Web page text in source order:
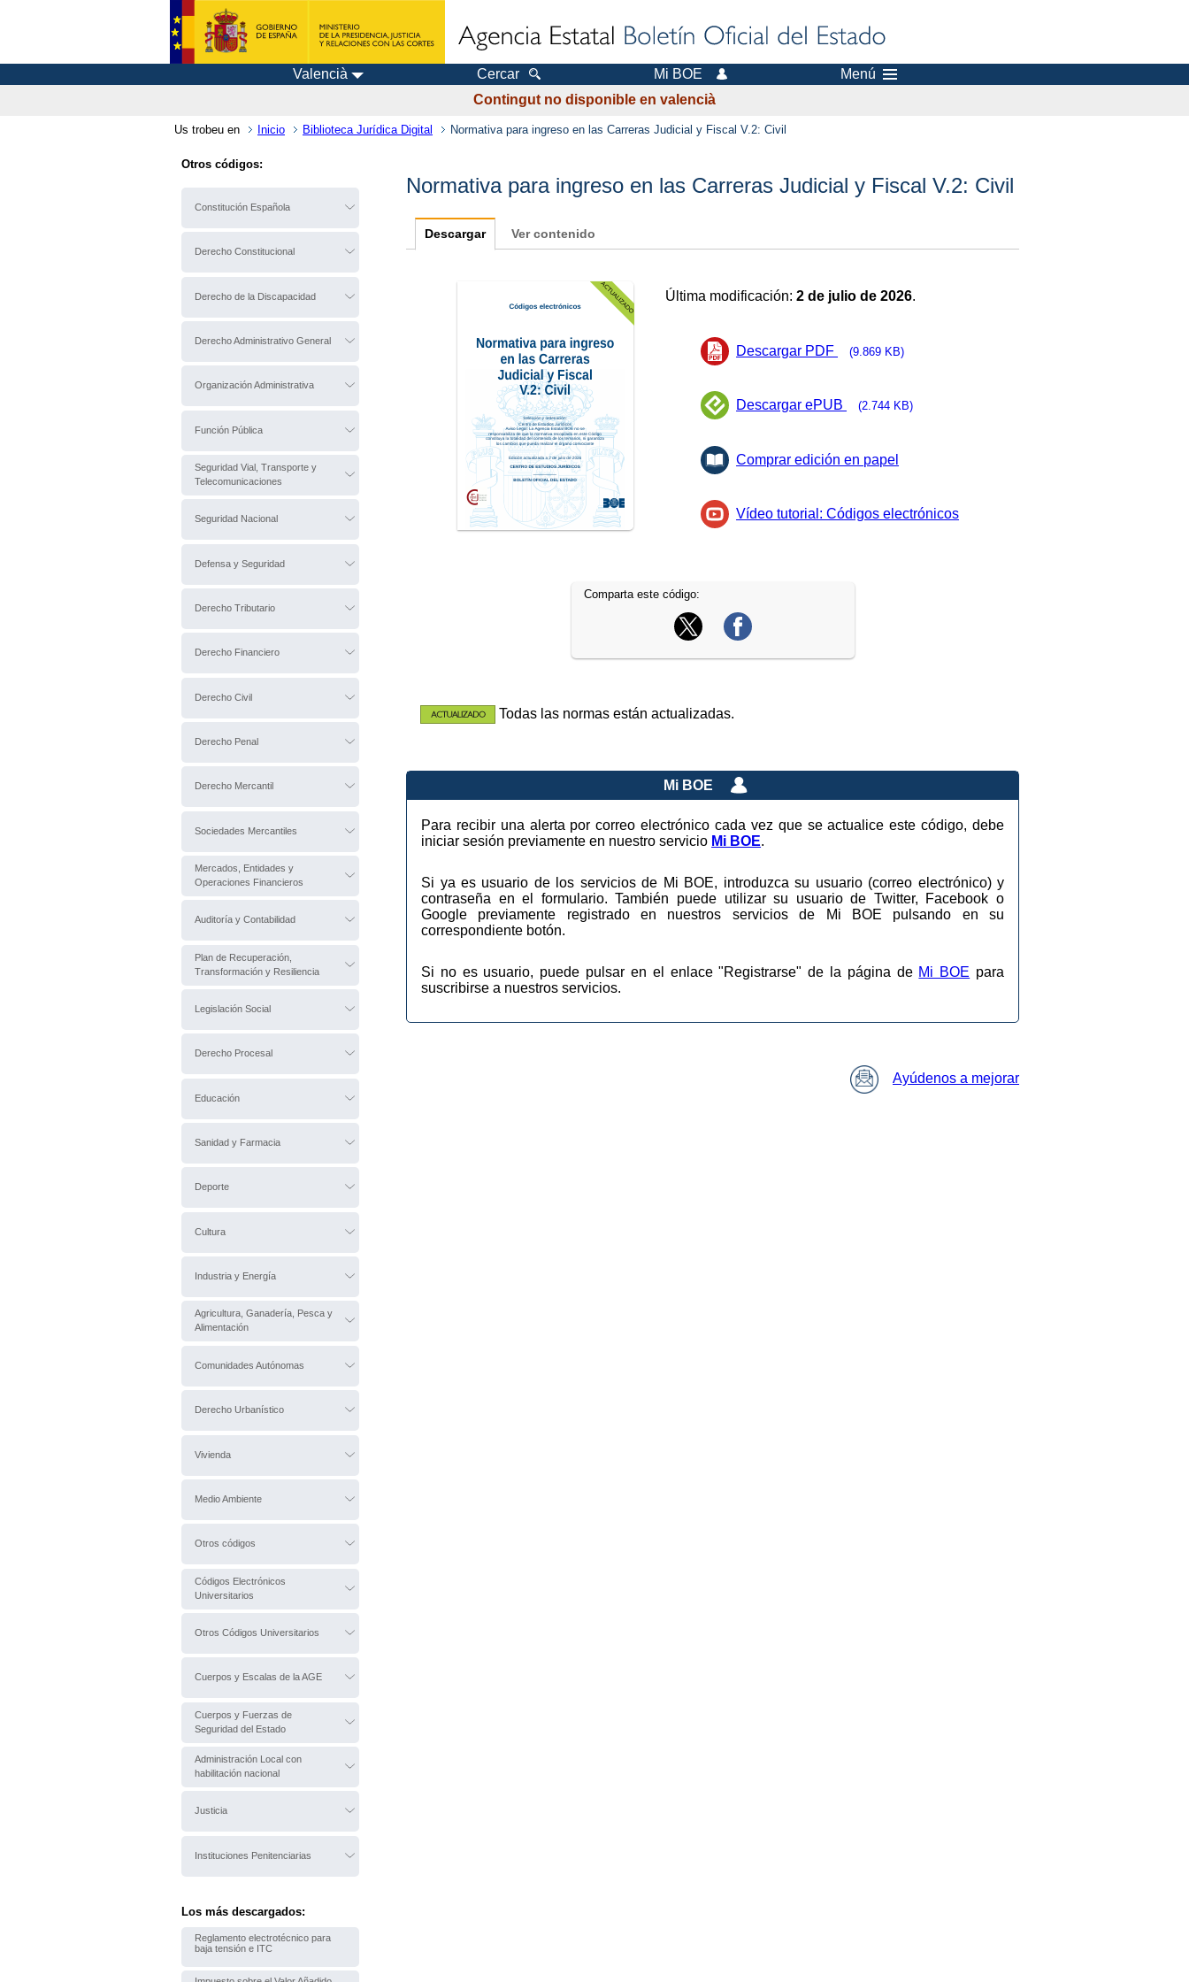
Valencià Cercar Mi BOE
Menú
Contingut no disponible en valencià
Us trobeu en Inicio Biblioteca Jurídica Digital Normativa para ingreso en las Carreras Judicial y Fiscal V.2: Civil
Otros códigos:
Constitución Española
Derecho Constitucional
Derecho de la Discapacidad
Derecho Administrativo General
Organización Administrativa
Función Pública
Seguridad Vial, Transporte y
Telecomunicaciones
Seguridad Nacional
Defensa y Seguridad
Derecho Tributario
Derecho Financiero
Derecho Civil
Derecho Penal
Derecho Mercantil
Sociedades Mercantiles
Mercados, Entidades y
Operaciones Financieros
Auditoría y Contabilidad
Plan de Recuperación,
Transformación y Resiliencia
Legislación Social
Derecho Procesal
Educación
Sanidad y Farmacia
Deporte
Cultura
Industria y Energía
Agricultura, Ganadería, Pesca y
Alimentación
Comunidades Autónomas
Derecho Urbanístico
Vivienda
Medio Ambiente
Otros códigos
Códigos Electrónicos
Universitarios
Otros Códigos Universitarios
Cuerpos y Escalas de la AGE
Cuerpos y Fuerzas de
Seguridad del Estado
Administración Local con
habilitación nacional
Justicia
Instituciones Penitenciarias
Los más descargados:
Reglamento electrotécnico para
baja tensión e ITC
Normativa para ingreso en las Carreras Judicial y Fiscal V.2: Civil
Descargar Ver contenido
Última modificación:2 de julio de 2026.
Descargar PDF (9.869 KB)
Descargar ePUB (2.744 KB)
Comprar edición en papel
Vídeo tutorial: Códigos electrónicos
Comparta este código:
Todas las normas están actualizadas.
Mi BOE
Para recibir una alerta por correo electrónico cada vez que se actualice este código, debe
iniciar sesión previamente en nuestro servicio Mi BOE.
Si ya es usuario de los servicios de Mi BOE, introduzca su usuario (correo electrónico) y
contraseña en el formulario. También puede utilizar su usuario de Twitter, Facebook o
Google previamente registrado en nuestros servicios de Mi BOE pulsando en su
correspondiente botón.
Si no es usuario, puede pulsar en el enlace "Registrarse" de la página de Mi BOE para
suscribirse a nuestros servicios.
Ayúdenos a mejorar